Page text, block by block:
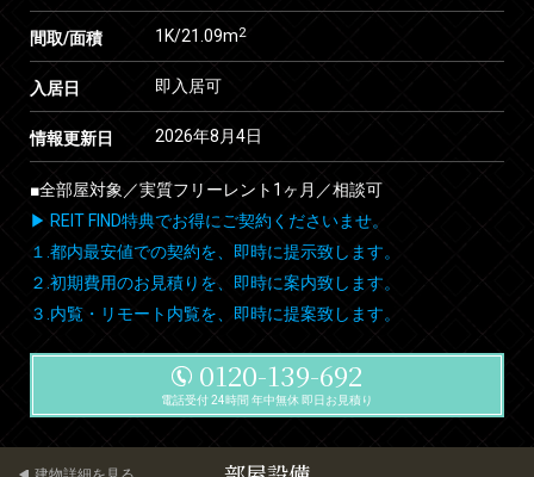
間取/面積 1K/21.09m2
入居日 即入居可
情報更新日 2026年8月4日
■全部屋対象／実質フリーレント1ヶ月／相談可
▶ REIT FIND特典でお得にご契約くださいませ。
１.都内最安値での契約を、即時に提示致します。
２.初期費用のお見積りを、即時に案内致します。
３.内覧・リモート内覧を、即時に提案致します。
0120-139-692
電話受付 24時間 年中無休 即日お見積り